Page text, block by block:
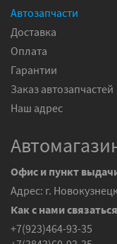
Автозапчасти
Доставка
Оплата
Гарантии
Заказ автозапчастей
Наш адрес
Офис и пункт
Адрес: г.
Как с нами связаться
+7(923)464-93-35